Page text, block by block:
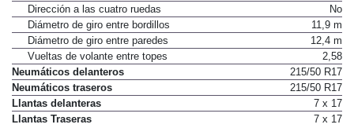
Dirección a las cuatro ruedas
No
Diámetro de giro entre bordillos
11,9 m
Diámetro de giro entre paredes
12,4 m
Vueltas de volante entre topes
2,58
Neumáticos delanteros
215/50 R17
Neumáticos traseros
215/50 R17
Llantas delanteras
7 x 17
Llantas Traseras
7 x 17